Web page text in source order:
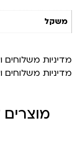
משקל
מדיניות
מדיניות
מוצרים